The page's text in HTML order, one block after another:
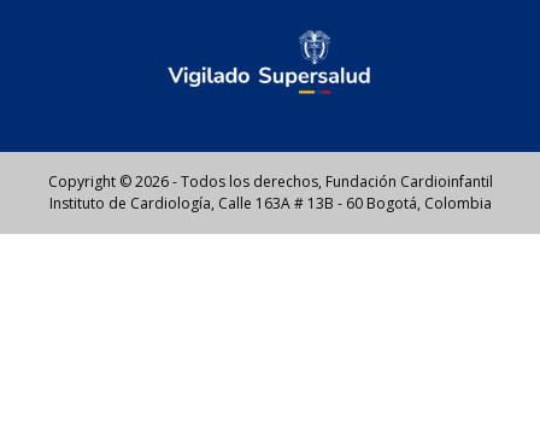
Copyright © 2026 - Todos los derechos, Fundación Cardioinfantil
Instituto de Cardiología, Calle 163A # 13B - 60 Bogotá, Colombia